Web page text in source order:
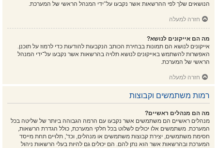
הנושאים שלך לפי ההרשאות אשר נקבעו על־ידי המנהל הראשי של המערכת.
חזרה למעלה
מה הם אייקונים לנושא?
אייקונים לנושא הם תמונות בבחירת הכותב הנקבעות להודעות כדי לרמוז על תוכנן.
האפשרות להשתמש באייקונים לנושא תלויה בהרשאות אשר נקבעו על־ידי המנהל
הראשי של המערכת.
חזרה למעלה
רמות משתמשים וקבוצות
מה הם מנהלים ראשיים?
מנהלים ראשיים הם משתמשים אשר נקבעו עם הרמה הגבוהה ביותר של שליטה בכל
המערכת. משתמשים אלו יכולים לשלוט בכל חלקי המערכת, כולל הגדרת הרשאות,
חסימת משתמשים, יצירת קבוצות משתמשים או מנהלים, וכד', תלויים תחת מייסד
המערכת ובהרשאות אשר הוא נתן להם. הם יכולים גם להיות בעלי הרשאות ניהול